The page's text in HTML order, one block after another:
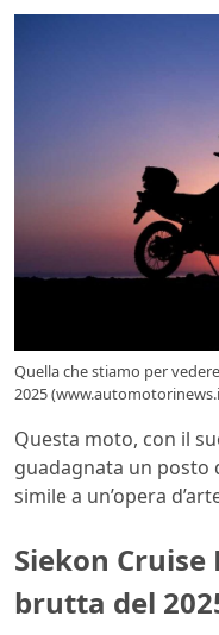
Quella che stiamo per
2025
Questa moto, con il
guadagnata un posto
simile a un’opera
Siekon
brutta del